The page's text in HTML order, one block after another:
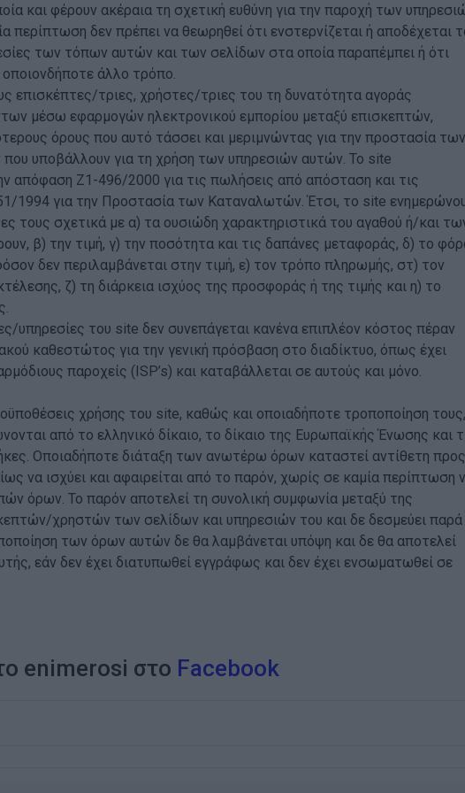
και φέρουν ακέραια τη σχετική ευθύνη για την παροχή των
περίπτωση δεν πρέπει να θεωρηθεί ότι ενστερνίζεται ή αποδέχεται
των τόπων αυτών και των σελίδων στα οποία παραπέμπει ή ότι
άλλο τρόπο.
επισκέπτες/τριες, χρήστες/τριες του τη δυνατότητα αγοράς
μέσω εφαρμογών ηλεκτρονικού εμπορίου μεταξύ επισκεπτών,
όρους που αυτό τάσσει και μεριμνώντας για την προστασία των
υποβάλλουν για τη χρήση των υπηρεσιών αυτών. Το site
απόφαση Ζ1-496/2000 για τις πωλήσεις από απόσταση και τις
1994 για την Προστασία των Καταναλωτών. Έτσι, το site
τους σχετικά με α) τα ουσιώδη χαρακτηριστικά του αγαθού ή/και
β) την τιμή, γ) την ποσότητα και τις δαπάνες μεταφοράς, δ) το
δεν περιλαμβάνεται στην τιμή, ε) τον τρόπο πληρωμής, στ) τον
ζ) τη διάρκεια ισχύος της προσφοράς ή της τιμής και η) το
υπηρεσίες του site δεν συνεπάγεται κανένα επιπλέον κόστος πέραν
καθεστώτος για την γενική πρόσβαση στο διαδίκτυο, όπως έχει
παροχείς (ISP’s) και καταβάλλεται σε αυτούς και μόνο.
χρήσης του site, καθώς και οποιαδήποτε τροποποίηση τους,
από το ελληνικό δίκαιο, το δίκαιο της Ευρωπαϊκής Ένωσης και
Οποιαδήποτε διάταξη των ανωτέρω όρων καταστεί αντίθετη προς
να ισχύει και αφαιρείται από το παρόν, χωρίς σε καμία περίπτωση
όρων. Το παρόν αποτελεί τη συνολική συμφωνία μεταξύ της
χρηστών των σελίδων και υπηρεσιών του και δε δεσμεύει παρά
των όρων αυτών δε θα λαμβάνεται υπόψη και δε θα αποτελεί
εάν δεν έχει διατυπωθεί εγγράφως και δεν έχει ενσωματωθεί σε
enimerosi στο Facebook